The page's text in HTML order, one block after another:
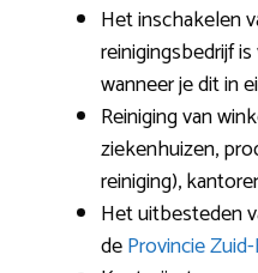
Het inschakelen
reinigingsbedrijf
wanneer je dit in
Reiniging van
ziekenhuizen,
reiniging),
Het uitbesteden
deProvincie